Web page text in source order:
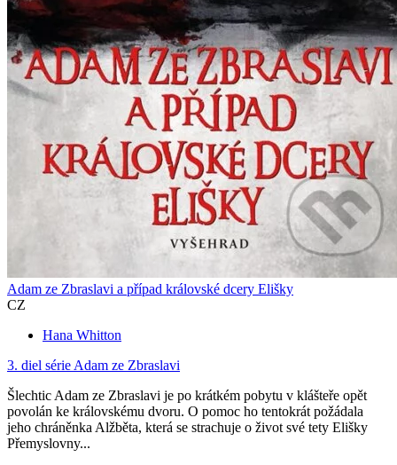
Adam ze Zbraslavi a případ královské dcery Elišky
CZ
Hana Whitton
3. diel série Adam ze Zbraslavi
Šlechtic Adam ze Zbraslavi je po krátkém pobytu v klášteře opět
povolán ke královskému dvoru. O pomoc ho tentokrát požádala
jeho chráněnka Alžběta, která se strachuje o život své tety Elišky
Přemyslovny...